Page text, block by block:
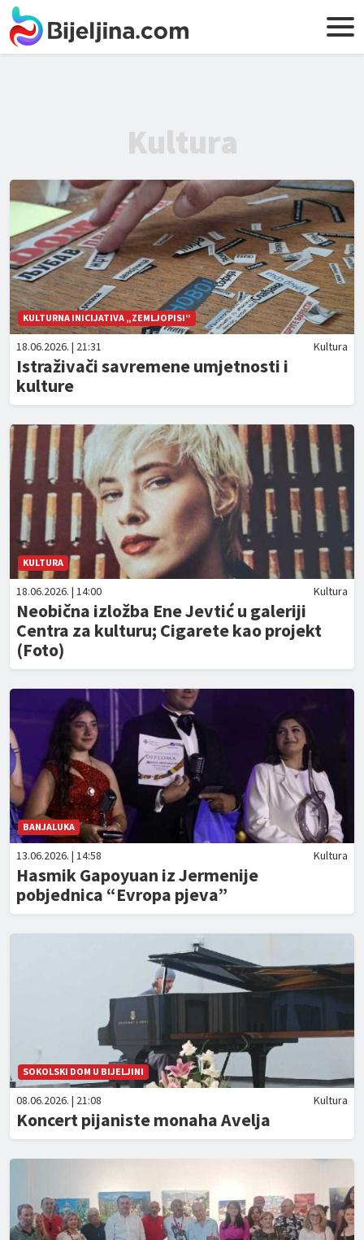
Kultura
KULTURNA INICIJATIVA „ZEMLJOPISI“
18.06.2026. | 21:31 Kultura
Istraživači savremene umjetnosti i
kulture
KULTURA
18.06.2026. | 14:00 Kultura
Neobična izložba Ene Jevtić u galeriji
Centra za kulturu; Cigarete kao projekt
(Foto)
BANJALUKA
13.06.2026. | 14:58 Kultura
Hasmik Gapoyuan iz Jermenije
pobjednica “Evropa pjeva”
SOKOLSKI DOM U BIJELJINI
08.06.2026. | 21:08 Kultura
Koncert pijaniste monaha Avelja